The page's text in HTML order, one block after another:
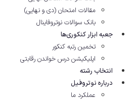
مقالات امتحان (دی و نهایی)
بانک سوالات نوتروفاینال
جعبه ابزار کنکوری‌ها
تخمین رتبه کنکور
اپلیکیشن درس خواندن رقابتی
انتخاب رشته
درباره نوتروفیل
عملکرد ما